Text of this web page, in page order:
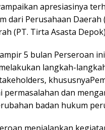
apresiasinya
dari Perusahaan Daerah
(PT. Tirta Asasta
5 bulan Perseroan
langkah-
permasalahan dan
badan hukum